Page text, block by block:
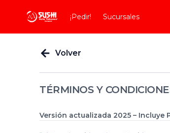
¡Pedir! Sucursales
Volver
TÉRMINOS Y
Versión actualizada 2025 – Incluye